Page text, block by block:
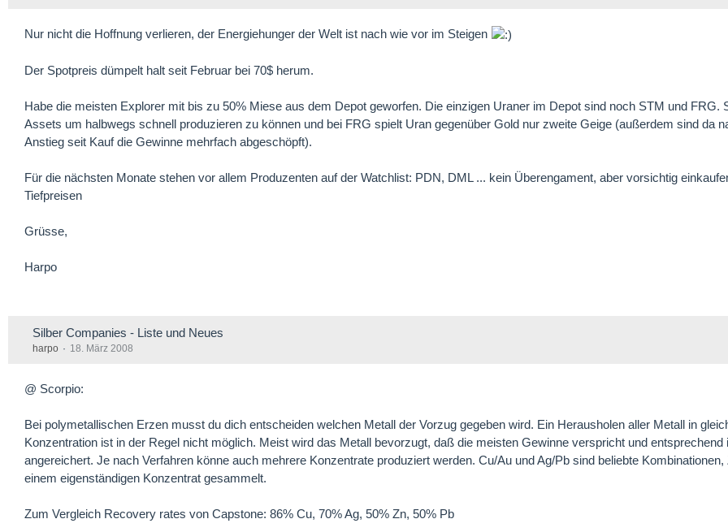
Nur nicht die Hoffnung verlieren, der Energiehunger der Welt ist nach wie vor im Steigen
Der Spotpreis dümpelt halt seit Februar bei 70$ herum.
Habe die meisten Explorer mit bis zu 50% Miese aus dem Depot geworfen. Die einzigen Uraner im Depot sind noch STM und FRG.
Assets um halbwegs schnell produzieren zu können und bei FRG spielt Uran gegenüber Gold nur zweite Geige (außerdem sind da
Anstieg seit Kauf die Gewinne mehrfach abgeschöpft).
Für die nächsten Monate stehen vor allem Produzenten auf der Watchlist: PDN, DML ... kein Überengament, aber vorsichtig
Tiefpreisen
Grüsse,
Harpo
Silber Companies - Liste und Neues
harpo 18. März 2008
@ Scorpio:
Bei polymetallischen Erzen musst du dich entscheiden welchen Metall der Vorzug gegeben wird. Ein Herausholen aller Metall in
Konzentration ist in der Regel nicht möglich. Meist wird das Metall bevorzugt, daß die meisten Gewinne verspricht und entsprechend
angereichert. Je nach Verfahren könne auch mehrere Konzentrate produziert werden. Cu/Au und Ag/Pb sind beliebte Kombinationen,
einem eigenständigen Konzentrat gesammelt.
Zum Vergleich Recovery rates von Capstone: 86% Cu, 70% Ag, 50% Zn, 50% Pb